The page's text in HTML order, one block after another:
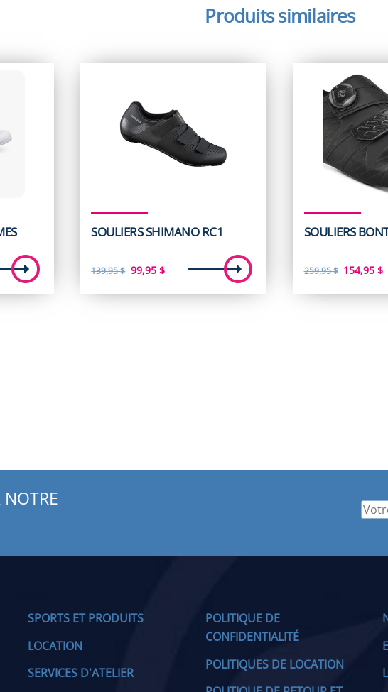
Produits similaires
SOULIERS SHIMANO RC1
139,95$ Le
99,95$Le
SOULIERS
259,95$ Le
154,95$Le
NOTRE
SPORTS ET PRODUITS
LOCATION
SERVICES D'ATELIER
POLITIQUE DE
CONFIDENTIALITÉ
POLITIQUES DE LOCATION